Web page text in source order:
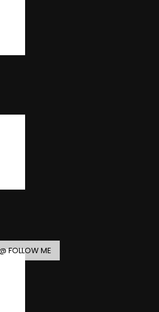
FOLLOW ME